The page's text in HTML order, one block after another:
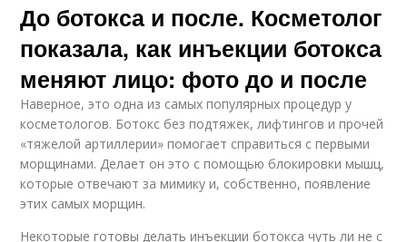
До ботокса и после. Косметолог
показала, как инъекции ботокса
меняют лицо: фото до и после
Наверное, это одна из самых популярных процедур у
косметологов. Ботокс без подтяжек, лифтингов и прочей
«тяжелой артиллерии» помогает справиться с первыми
морщинами. Делает он это с помощью блокировки мышц,
которые отвечают за мимику и, собственно, появление
этих самых морщин.
Некоторые готовы делать инъекции ботокса чуть ли не с